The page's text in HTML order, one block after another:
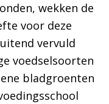
wekken de
voor deze
vervuld
voedselsoorten
bladgroenten